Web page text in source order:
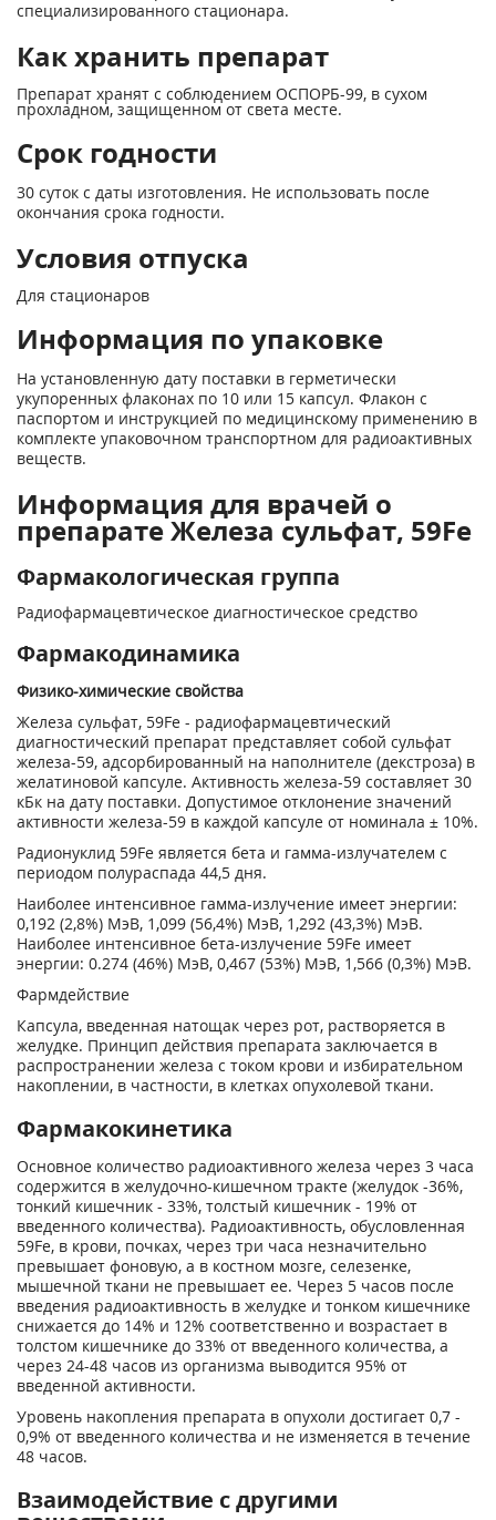
специализированного стационара.
Как хранить препарат
Препарат хранят с соблюдением ОСПОРБ-99, в сухом
прохладном, защищенном от света месте.
Срок годности
30 суток с даты изготовления. Не использовать после
окончания срока годности.
Условия отпуска
Для стационаров
Информация по упаковке
На установленную дату поставки в герметически
укупоренных флаконах по 10 или 15 капсул. Флакон с
паспортом и инструкцией по медицинскому применению в
комплекте упаковочном транспортном для радиоактивных
веществ.
Информация для врачей о
препарате Железа сульфат, 59Fe
Фармакологическая группа
Радиофармацевтическое диагностическое средство
Фармакодинамика
Физико-химические свойства
Железа сульфат, 59Fe - радиофармацевтический
диагностический препарат представляет собой сульфат
железа-59, адсорбированный на наполнителе (декстроза) в
желатиновой капсуле. Активность железа-59 составляет 30
кБк на дату поставки. Допустимое отклонение значений
активности железа-59 в каждой капсуле от номинала ± 10%.
Радионуклид 59Fe является бета и гамма-излучателем с
периодом полураспада 44,5 дня.
Наиболее интенсивное гамма-излучение имеет энергии:
0,192 (2,8%) МэВ, 1,099 (56,4%) МэВ, 1,292 (43,3%) МэВ.
Наиболее интенсивное бета-излучение 59Fe имеет
энергии: 0.274 (46%) МэВ, 0,467 (53%) МэВ, 1,566 (0,3%) МэВ.
Фармдействие
Капсула, введенная натощак через рот, растворяется в
желудке. Принцип действия препарата заключается в
распространении железа с током крови и избирательном
накоплении, в частности, в клетках опухолевой ткани.
Фармакокинетика
Основное количество радиоактивного железа через 3 часа
содержится в желудочно-кишечном тракте (желудок -36%,
тонкий кишечник - 33%, толстый кишечник - 19% от
введенного количества). Радиоактивность, обусловленная
59Fe, в крови, почках, через три часа незначительно
превышает фоновую, а в костном мозге, селезенке,
мышечной ткани не превышает ее. Через 5 часов после
введения радиоактивность в желудке и тонком кишечнике
снижается до 14% и 12% соответственно и возрастает в
толстом кишечнике до 33% от введенного количества, а
через 24-48 часов из организма выводится 95% от
введенной активности.
Уровень накопления препарата в опухоли достигает 0,7 -
0,9% от введенного количества и не изменяется в течение
48 часов.
Взаимодействие с другими